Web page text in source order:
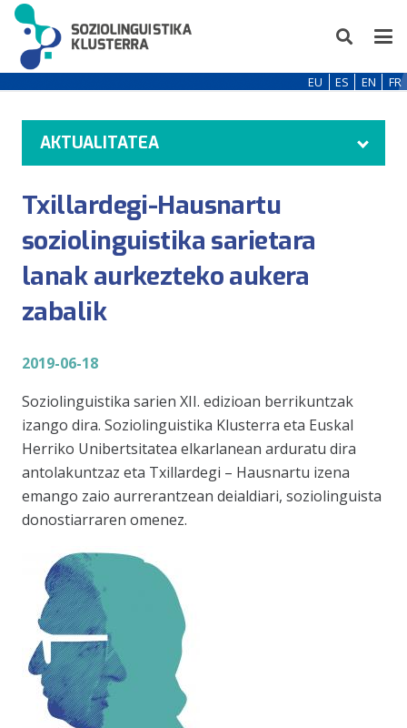
EU ES EN FR
AKTUALITATEA
Txillardegi-Hausnartu
soziolinguistika sarietara
lanak aurkezteko aukera
zabalik
2019-06-18
Soziolinguistika sarien XII. edizioan berrikuntzak
izango dira. Soziolinguistika Klusterra eta Euskal
Herriko Unibertsitatea elkarlanean arduratu dira
antolakuntzaz eta Txillardegi – Hausnartu izena
emango zaio aurrerantzean deialdiari, soziolinguista
donostiarraren omenez.